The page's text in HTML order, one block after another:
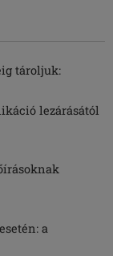
tároljuk:
lezárásától
a